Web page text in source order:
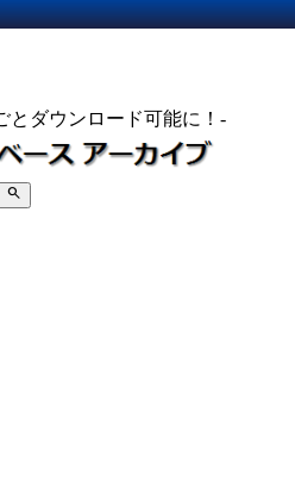
とダウンロード可能に！-
search